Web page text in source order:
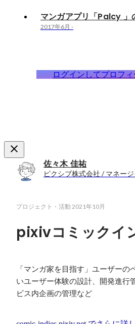
マンガアプリ「Palcy 」
2017年6月 -
ログインしてプロフ
佐々木 佳祐
ピクシブ株式会社 / マネー
プロジェクト・活動 2021年10月
pixivコミックイ
「マンガ家を目指す」ユーザーの
いユーザー体験の設計、開発進行
ビス内企画の管理など